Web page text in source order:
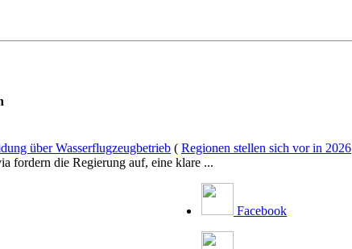
über Wasserflugzeugbetrieb ( Regionen stellen sich vor in 2026
fordern die Regierung auf, eine klare ...
Facebook